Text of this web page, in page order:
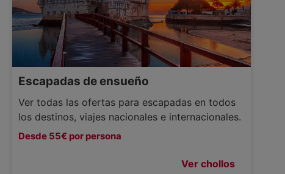
Escapadas de ensueño
Ver todas las ofertas para escapadas en todos
los destinos, viajes nacionales e internacionales.
Desde 55€ por persona
Ver chollos